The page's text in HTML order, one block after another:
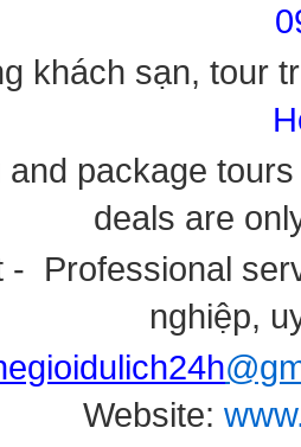
khách sạn, tour
and package
deals are
- Professional
nghiệp,
Website: